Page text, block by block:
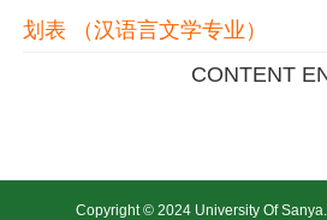
划表 （汉语言文学专业）
CONTENT
Copyright © 2024 University Of